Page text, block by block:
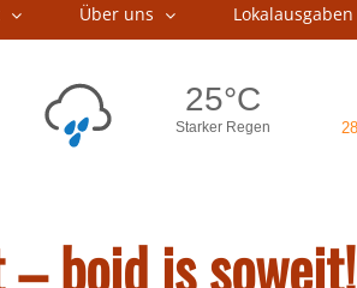
Über uns Lokalausgaben
boid is soweit!